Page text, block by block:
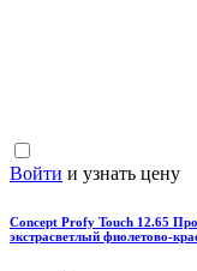
Войти и узнать цену
Concept Profy Touch 12.65
экстрасветлый фиолетово-